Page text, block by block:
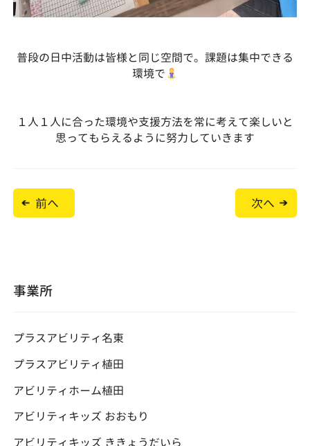
普段の日中活動は皆様と同じ空間で。課題は集中できる
環境で
１人１人に合った環境や支援方法を常に考えて楽しいと
思ってもらえるように努力していきます
投
ナ
ン
前へ 次へ
事業所
プラスアビリティ名東
プラスアビリティ植田
アビリティホーム植田
アビリティキッズ おおもり
アビリティキッズ ききょうだいら